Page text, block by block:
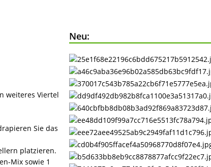
weiteres Viertel
Sie das
platzieren.
Mix sowie 1
Neu: